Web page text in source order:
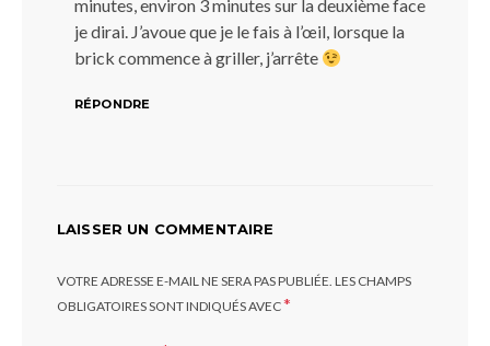
minutes, environ 3 minutes sur la deuxième face
je dirai. J’avoue que je le fais à l’œil, lorsque la
brick commence à griller, j’arrête
RÉPONDRE
LAISSER UN COMMENTAIRE
VOTRE ADRESSE E-MAIL NE SERA PAS PUBLIÉE. LES CHAMPS
OBLIGATOIRES SONT INDIQUÉS AVEC*